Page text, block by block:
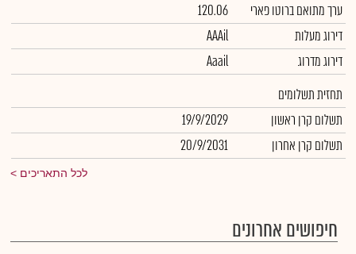
ערך מתואם ברוטו פארי
120.06
דירוג מעלות
AAAil
דירוג מדרוג
Aaail
תחזית תשלומים
תשלום קרן ראשון
19/9/2029
תשלום קרן אחרון
20/9/2031
לכל התאריכים
חיפושים אחרונים